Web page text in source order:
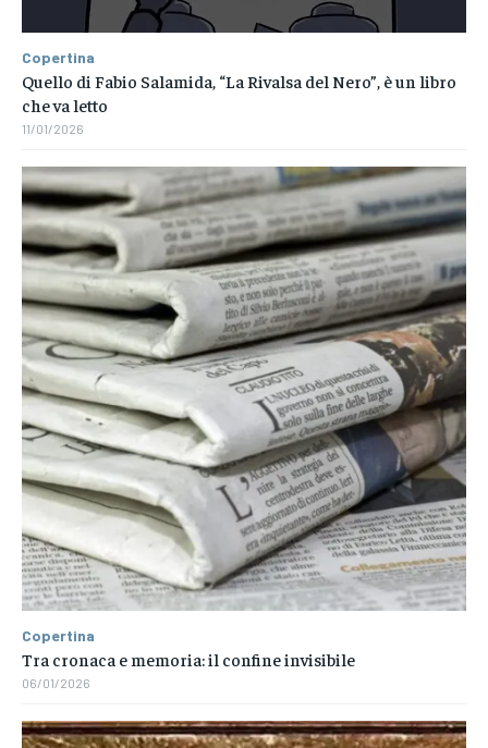
Copertina
Quello di Fabio Salamida, “La Rivalsa del Nero”, è un libro
che va letto
11/01/2026
Copertina
Tra cronaca e memoria: il confine invisibile
06/01/2026